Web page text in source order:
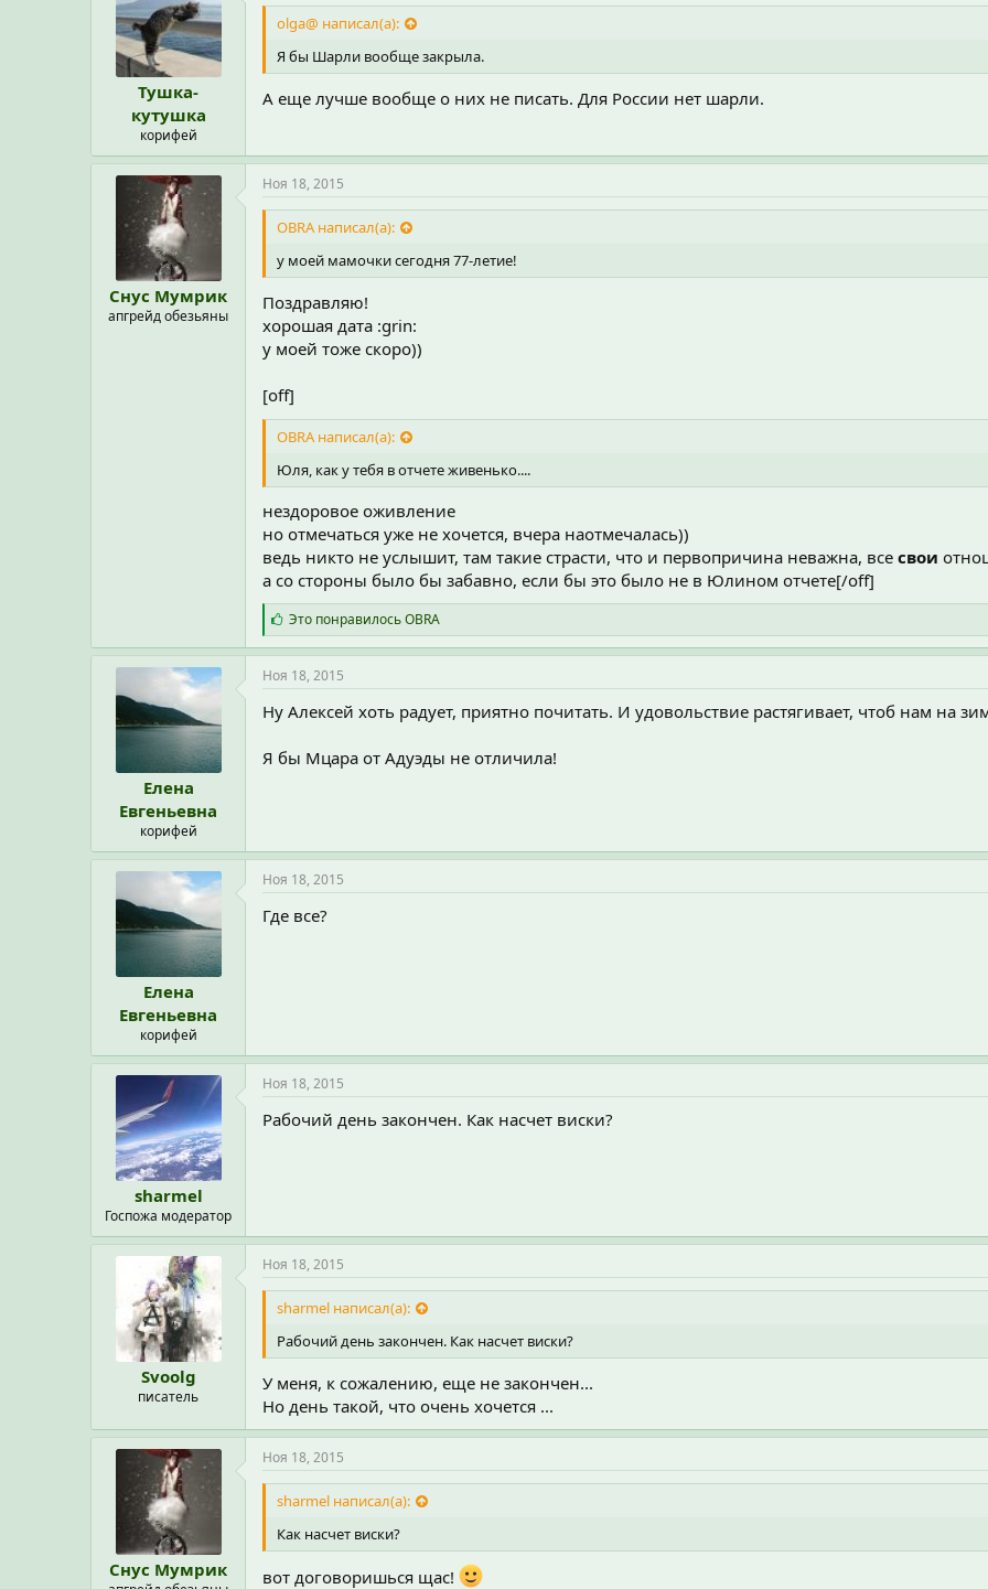
Тушка-
кутушка
корифей
olga@ написал(а):
Я бы Шарли вообще закрыла.
А еще лучше вообще о них не писать. Для России нет шарли.
Снус Мумрик
апгрейд обезьяны
Ноя 18, 2015
OBRA написал(а):
у моей мамочки сегодня 77-летие!
Поздравляю!
хорошая дата :grin:
у моей тоже скоро))
[off]
OBRA написал(а):
Юля, как у тебя в отчете живенько....
нездоровое оживление
но отмечаться уже не хочется, вчера наотмечалась))
ведь никто не услышит, там такие страсти, что и первопричина неважна, все свои
а со стороны было бы забавно, если бы это было не в Юлином отчете[/off]
С
и
м
п
а
т
и
:
Это понравилосьOBRA
Елена
Евгеньевна
корифей
Ноя 18, 2015
Ну Алексей хоть радует, приятно почитать. И удовольствие растягивает, чтоб нам на
Я бы Мцара от Адуэды не отличила!
Елена
Евгеньевна
корифей
Ноя 18, 2015
Где все?
sharmel
Госпожа модератор
Ноя 18, 2015
Рабочий день закончен. Как насчет виски?
Svoolg
писатель
Ноя 18, 2015
sharmel написал(а):
Рабочий день закончен. Как насчет виски?
У меня, к сожалению, еще не закончен...
Но день такой, что очень хочется ...
Снус Мумрик
Ноя 18, 2015
sharmel написал(а):
Как насчет виски?
вот договоришься щас!